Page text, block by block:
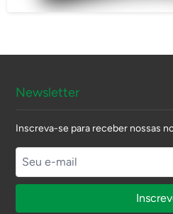
Newsletter
Inscreva-se para receber nossas